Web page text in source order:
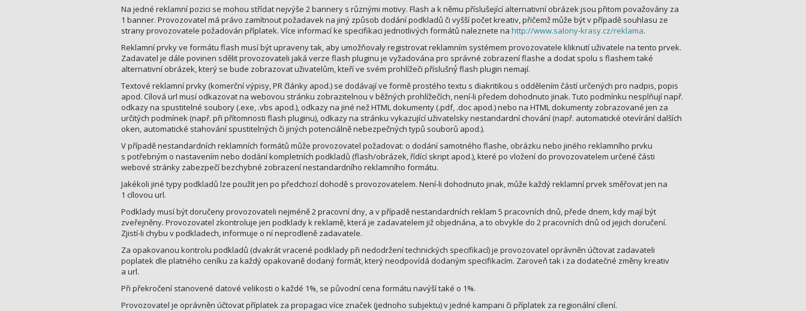
Na jedné reklamní pozici se mohou střídat nejvýše 2 bannery s různými motivy. Flash a k němu příslušející alternativní obrázek jsou přitom považovány za
1 banner. Provozovatel má právo zamítnout požadavek na jiný způsob dodání podkladů či vyšší počet kreativ, přičemž může být v případě souhlasu ze
strany provozovatele požadován příplatek. Více informací ke specifikaci jednotlivých formátů naleznete na http://www.salony-krasy.cz/reklama.
Reklamní prvky ve formátu flash musí být upraveny tak, aby umožňovaly registrovat reklamním systémem provozovatele kliknutí uživatele na tento prvek.
Zadavatel je dále povinen sdělit provozovateli jaká verze flash pluginu je vyžadována pro správné zobrazení flashe a dodat spolu s flashem také
alternativní obrázek, který se bude zobrazovat uživatelům, kteří ve svém prohlížeči příslušný́ flash plugin nemají.
Textové reklamní prvky (komerční výpisy, PR články apod.) se dodávají ve formě prostého textu s diakritikou s oddělením částí určených pro nadpis, popis
apod. Cílová url musí odkazovat na webovou stránku zobrazitelnou v běžných prohlížečích, není-li předem dohodnuto jinak. Tuto podmínku nesplňují např.
odkazy na spustitelné soubory (.exe, .vbs apod.), odkazy na jiné než HTML dokumenty (.pdf, .doc apod.) nebo na HTML dokumenty zobrazované jen za
určitých podmínek (např. při přítomnosti flash pluginu), odkazy na stránku vykazující uživatelsky nestandardní chování (např. automatické otevírání dalších
oken, automatické stahování spustitelných či jiných potenciálně nebezpečných typů souborů apod.).
V případě nestandardních reklamních formátů může provozovatel požadovat: o dodání samotného flashe, obrázku nebo jiného reklamního prvku
s potřebným o nastavením nebo dodání kompletních podkladů (flash/obrázek, řídící skript apod.), které po vložení do provozovatelem určené části
webové stránky zabezpečí bezchybné zobrazení nestandardního reklamního formátu.
Jakékoli jiné typy podkladů lze použít jen po předchozí dohodě s provozovatelem. Není-li dohodnuto jinak, může každý reklamní prvek směřovat jen na
1 cílovou url.
Podklady musí být doručeny provozovateli nejméně 2 pracovní dny, a v případě nestandardních reklam 5 pracovních dnů, přede dnem, kdy mají být
zveřejněny. Provozovatel zkontroluje jen podklady k reklamě, která je zadavatelem již objednána, a to obvykle do 2 pracovních dnů od jejich doručení.
Zjistí-li chybu v podkladech, informuje o ní neprodleně zadavatele.
Za opakovanou kontrolu podkladů (dvakrát vracené podklady při nedodržení technických specifikací) je provozovatel oprávněn účtovat zadavateli
poplatek dle platného ceníku za každý opakovaně dodaný formát, který neodpovídá dodaným specifikacím. Zaroveň tak i za dodatečné změny kreativ
a url.
Při překročení stanovené datové velikosti o každé 1%, se původní cena formátu navýší také o 1%.
Provozovatel je oprávněn účtovat příplatek za propagaci více značek (jednoho subjektu) v jedné kampani či příplatek za regionální cílení.